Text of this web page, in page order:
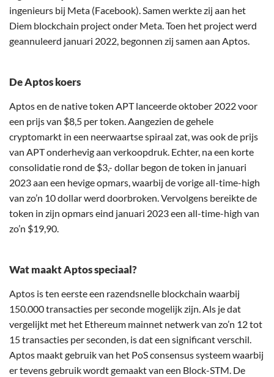
ingenieurs bij Meta (Facebook). Samen werkte zij aan het
Diem blockchain project onder Meta. Toen het project werd
geannuleerd januari 2022, begonnen zij samen aan Aptos.
De Aptos koers
Aptos en de native token APT lanceerde oktober 2022 voor
een prijs van $8,5 per token. Aangezien de gehele
cryptomarkt in een neerwaartse spiraal zat, was ook de prijs
van APT onderhevig aan verkoopdruk. Echter, na een korte
consolidatie rond de $3,- dollar begon de token in januari
2023 aan een hevige opmars, waarbij de vorige all-time-high
van zo’n 10 dollar werd doorbroken. Vervolgens bereikte de
token in zijn opmars eind januari 2023 een all-time-high van
zo’n $19,90.
Wat maakt Aptos speciaal?
Aptos is ten eerste een razendsnelle blockchain waarbij
150.000 transacties per seconde mogelijk zijn. Als je dat
vergelijkt met het Ethereum mainnet netwerk van zo’n 12 tot
15 transacties per seconden, is dat een significant verschil.
Aptos maakt gebruik van het PoS consensus systeem waarbij
er tevens gebruik wordt gemaakt van een Block-STM. De